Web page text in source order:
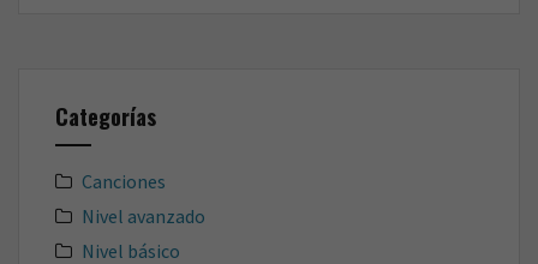
Categorías
Canciones
Nivel avanzado
Nivel básico